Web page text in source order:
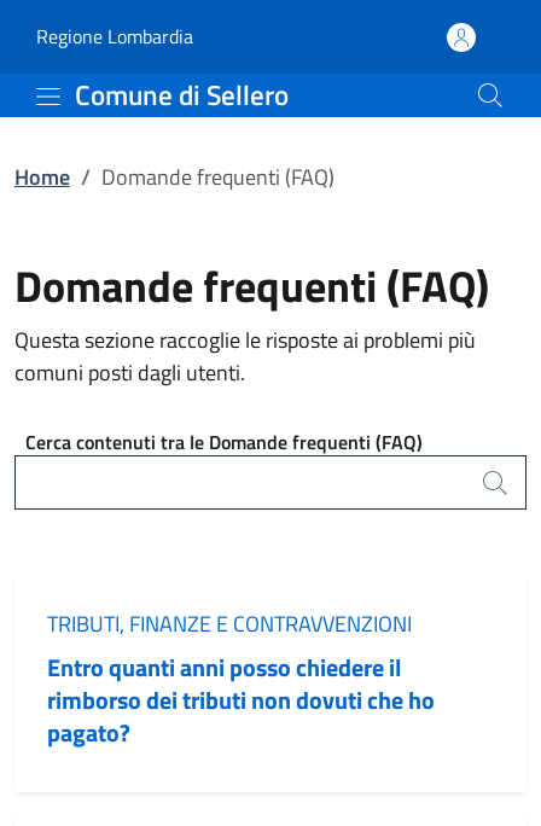
Domande frequenti
Regione Lombardia(apre in un'altra scheda).
Comune di Sellero
Home / Domande frequenti (FAQ)
Domande frequenti (FAQ)
Questa sezione raccoglie le risposte ai problemi più
comuni posti dagli utenti.
Cerca contenuti tra le Domande frequenti (FAQ)
Cerca
Categoria:
TRIBUTI, FINANZE E CONTRAVVENZIONI
Entro quanti anni posso chiedere il
rimborso dei tributi non dovuti che ho
pagato?